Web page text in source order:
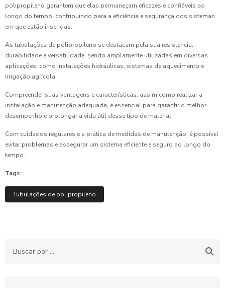
polipropileno garantem que elas permaneçam eficazes e confiáveis ao
longo do tempo, contribuindo para a eficiência e segurança dos sistemas
em que estão inseridas.
As tubulações de polipropileno se destacam pela sua resistência,
durabilidade e versatilidade, sendo amplamente utilizadas em diversas
aplicações, como instalações hidráulicas, sistemas de aquecimento e
irrigação agrícola.
Compreender suas vantagens e características, assim como realizar a
instalação e manutenção adequada, é essencial para garantir o melhor
desempenho e prolongar a vida útil desse tipo de material.
Com cuidados regulares e a prática de medidas de manutenção, é possível
evitar problemas e assegurar um sistema eficiente e seguro ao longo do
tempo.
Tags:
Tubulações de polipropileno